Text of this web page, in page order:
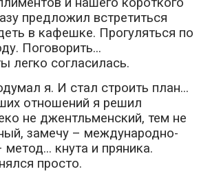
предложил встретиться
в кафешке. Прогуляться по
Поговорить...
согласилась.
я. И стал строить план...
отношений я решил
не джентльменский, тем не
замечу – международно-
кнута и пряника.
просто.